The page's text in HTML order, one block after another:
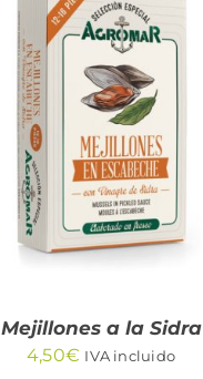
AÑADIR AL CARRITO
QUICK VIEW
Mejillones a la Sidra
4,50€ IVA incluido